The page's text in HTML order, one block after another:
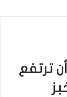
ترتفع